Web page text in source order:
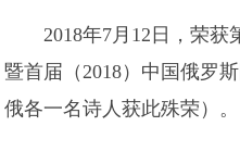
2018年7月12日，荣
暨首届（2018）中国俄罗
俄各一名诗人获此殊荣）。